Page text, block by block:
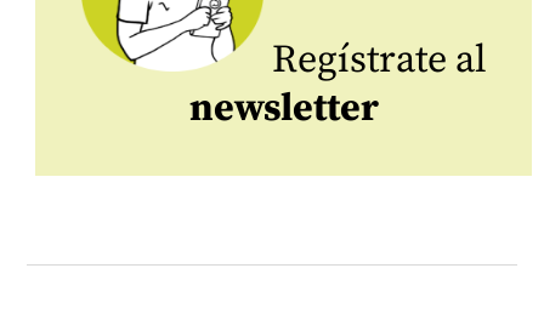
Regístrate al
newsletter